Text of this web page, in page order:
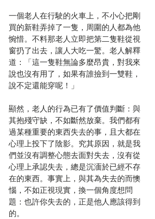
一個老人在行駛的火車上，不小心把剛
買的新鞋弄掉了一隻，周圍的人都為他
惋惜。不料那老人立即把第二隻鞋從視
窗扔了出去，讓人大吃一驚。老人解釋
道：「這一隻鞋無論多麼昂貴，對我來
說也沒有用了，如果有誰撿到一雙鞋，
說不定還能穿呢！」
顯然，老人的行為已有了價值判斷：與
其抱殘守缺，不如斷然放棄。我們都有
過某種重要的東西失去的事，且大都在
心理上投下了陰影。究其原因，就是我
們並沒有調整心態去面對失去，沒有從
心理上承認失去，總是沉湎於已經不存
在的東西。事實上，與其為失去的而懊
惱，不如正視現實，換一個角度想問
題：也許你失去的，正是他人應該得到
的。